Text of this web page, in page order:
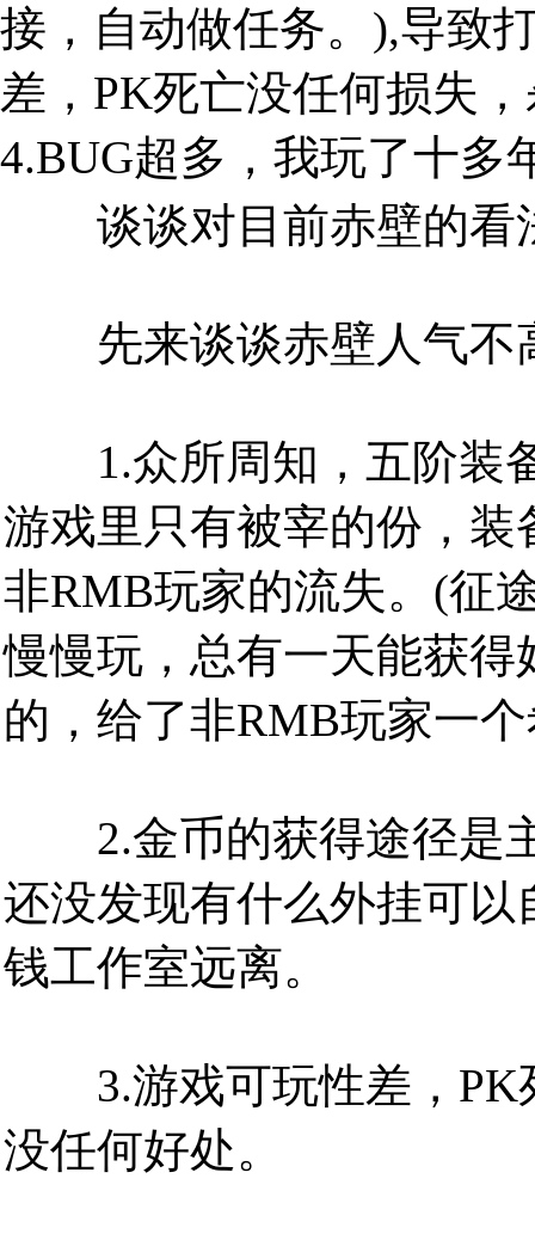
接，自动做任务。),导致
差，PK死亡没任何损失
4.BUG超多，我玩了十多
谈谈对目前赤壁的看
先来谈谈赤壁人气不
1.众所周知，五阶装
游戏里只有被宰的份，
非RMB玩家的流失。(征
慢慢玩，总有一天能获
的，给了非RMB玩家一
2.金币的获得途径是
还没发现有什么外挂可
钱工作室远离。
3.游戏可玩性差，PK
没任何好处。